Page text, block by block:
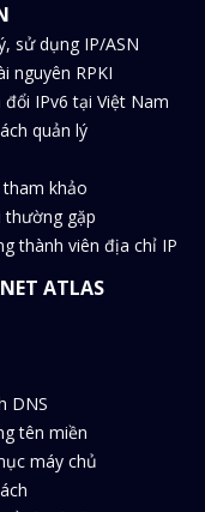
sử dụng IP/ASN
nguyên RPKI
đổi IPv6 tại Việt Nam
quản lý
tham khảo
thường gặp
thành viên địa chỉ IP
ATLAS
DNS
tên miền
máy chủ